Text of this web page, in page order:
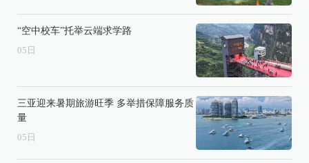
“空中校车”托举云端求学路
05 日
三亚迎来暑期旅游旺季 多举措保障服务质
量
05 日